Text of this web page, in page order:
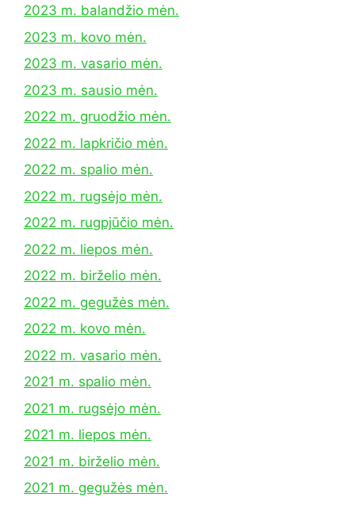
2023 m. balandžio mėn.
2023 m. kovo mėn.
2023 m. vasario mėn.
2023 m. sausio mėn.
2022 m. gruodžio mėn.
2022 m. lapkričio mėn.
2022 m. spalio mėn.
2022 m. rugsėjo mėn.
2022 m. rugpjūčio mėn.
2022 m. liepos mėn.
2022 m. birželio mėn.
2022 m. gegužės mėn.
2022 m. kovo mėn.
2022 m. vasario mėn.
2021 m. spalio mėn.
2021 m. rugsėjo mėn.
2021 m. liepos mėn.
2021 m. birželio mėn.
2021 m. gegužės mėn.